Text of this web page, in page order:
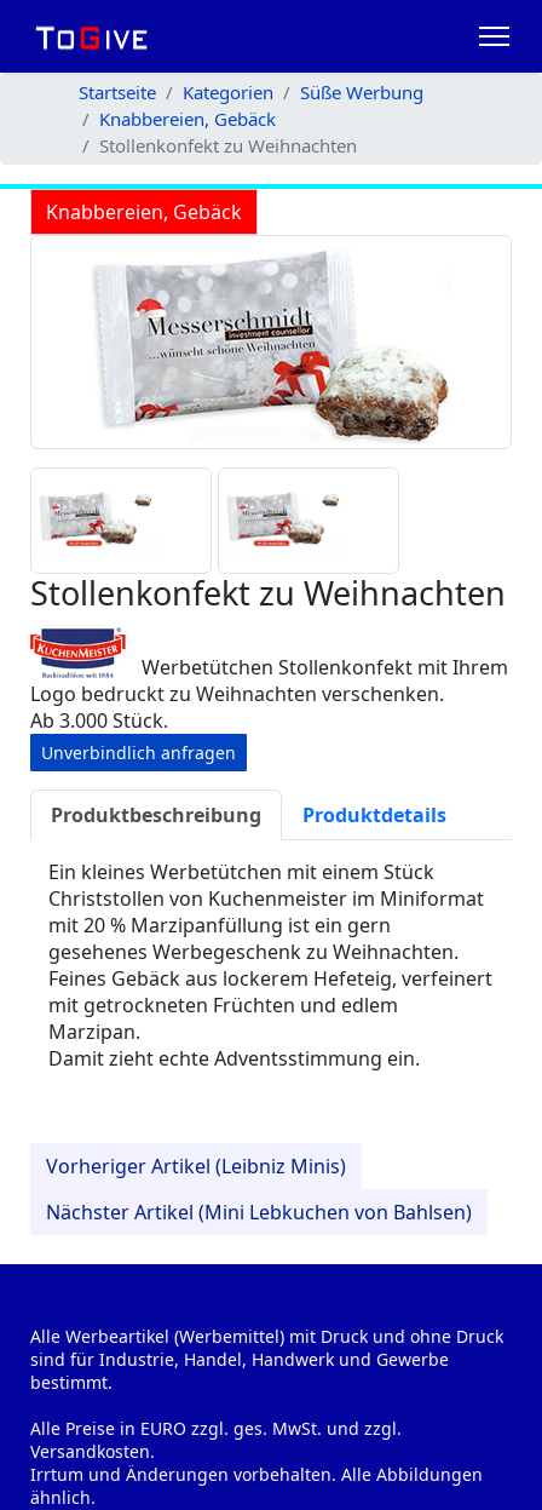
Startseite Kategorien
Süße Werbung
Knabbereien, Gebäck
Stollenkonfekt zu Weihnachten
Knabbereien, Gebäck
Stollenkonfekt zu Weihnachten
Werbetütchen Stollenkonfekt mit Ihrem
Logo bedruckt zu Weihnachten verschenken.
Ab 3.000 Stück.
Unverbindlich anfragen
Produktbeschreibung Produktdetails
Ein kleines Werbetütchen mit einem Stück
Christstollen von Kuchenmeister im Miniformat
mit 20 % Marzipanfüllung ist ein gern
gesehenes Werbegeschenk zu Weihnachten.
Feines Gebäck aus lockerem Hefeteig, verfeinert
mit getrockneten Früchten und edlem
Marzipan.
Damit zieht echte Adventsstimmung ein.
Vorheriger Artikel (Leibniz Minis)
Nächster Artikel (Mini Lebkuchen von Bahlsen)
Alle Werbeartikel (Werbemittel) mit Druck und ohne Druck
sind für Industrie, Handel, Handwerk und Gewerbe
bestimmt.
Alle Preise in EURO zzgl. ges. MwSt. und zzgl.
Versandkosten.
Irrtum und Änderungen vorbehalten. Alle Abbildungen
ähnlich.